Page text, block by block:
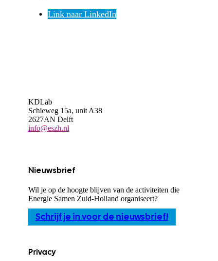
Link naar LinkedIn
KDLab
Schieweg 15a, unit A38
2627AN Delft
info@eszh.nl
Nieuwsbrief
Wil je op de hoogte blijven van de activiteiten die
Energie Samen Zuid-Holland organiseert?
Schrijf je in voor de nieuwsbrief!
Privacy